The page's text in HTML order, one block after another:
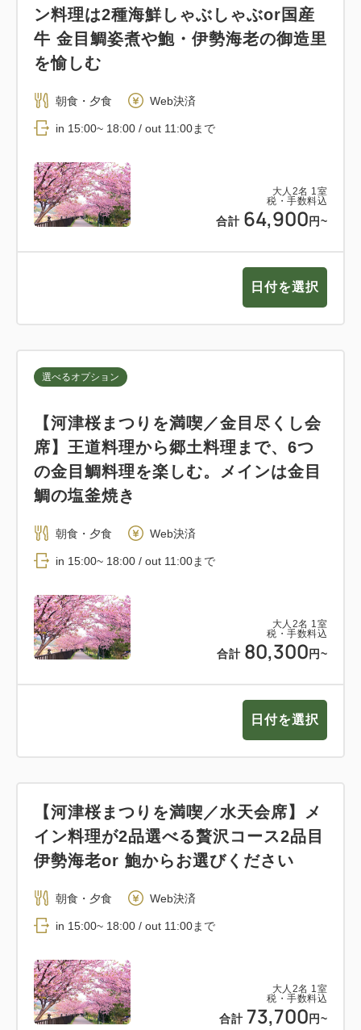
大人 2名 1 室
税・手数料込
合計 64,900 円~
ン料理は2種海鮮しゃぶしゃぶor国産
牛 金目鯛姿煮や鮑・伊勢海老の御造里
を愉しむ
朝食・夕食 Web決済
in 15:00~ 18:00 / out 11:00まで
日付を選択
大人 2名 1 室
税・手数料込
合計 80,300 円~
選べるオプション
【河津桜まつりを満喫／金目尽くし会
席】王道料理から郷土料理まで、6つ
の金目鯛料理を楽しむ。メインは金目
鯛の塩釜焼き
朝食・夕食 Web決済
in 15:00~ 18:00 / out 11:00まで
日付を選択
大人 2名 1 室
税・手数料込
合計 73,700 円~
【河津桜まつりを満喫／水天会席】メ
イン料理が2品選べる贅沢コース2品目
伊勢海老or 鮑からお選びください
朝食・夕食 Web決済
in 15:00~ 18:00 / out 11:00まで